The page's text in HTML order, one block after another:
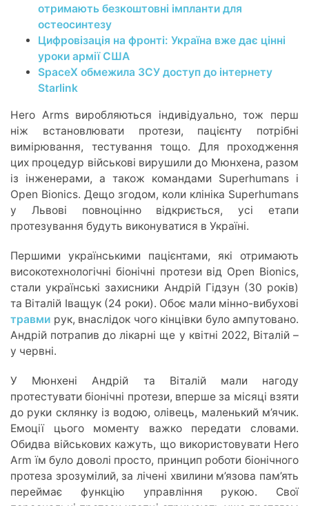
отримають безкоштовні імпланти для
остеосинтезу
Цифровізація на фронті: Україна вже дає цінні
уроки армії США
SpaceX обмежила ЗСУ доступ до інтернету
Starlink
Hero Arms виробляються індивідуально, тож перш
ніж встановлювати протези, пацієнту потрібні
вимірювання, тестування тощо. Для проходження
цих процедур військові вирушили до Мюнхена, разом
із інженерами, а також командами Superhumans і
Open Bionics. Дещо згодом, коли клініка Superhumans
у Львові повноцінно відкриється, усі етапи
протезування будуть виконуватися в Україні.
Першими українськими пацієнтами, які отримають
високотехнологічні біонічні протези від Open Bionics,
стали українські захисники Андрій Гідзун (30 років)
та Віталій Іващук (24 роки). Обоє мали мінно-вибухові
травми рук, внаслідок чого кінцівки було ампутовано.
Андрій потрапив до лікарні ще у квітні 2022, Віталій –
у червні.
У Мюнхені Андрій та Віталій мали нагоду
протестувати біонічні протези, вперше за місяці взяти
до руки склянку із водою, олівець, маленький м’ячик.
Емоції цього моменту важко передати словами.
Обидва військових кажуть, що використовувати Hero
Arm їм було доволі просто, принцип роботи біонічного
протеза зрозумілий, за лічені хвилини м’язова пам’ять
переймає функцію управління рукою. Свої